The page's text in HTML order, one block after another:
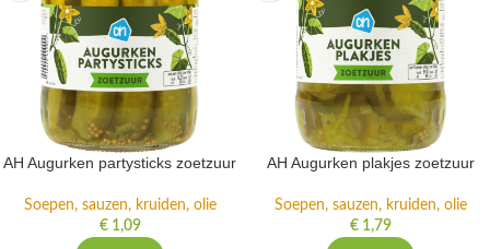
AH Augurken partysticks zoetzuur
Soepen, sauzen, kruiden, olie
€1,09
AH Augurken plakjes zoetzuur
Soepen, sauzen, kruiden, olie
€1,79